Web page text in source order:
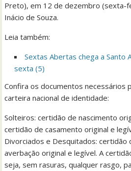
Preto), em 12 de dezembro (sexta-
Inácio de Souza.
Leia também:
Sextas Abertas chega a Santo
sexta (5)
Confira os documentos necessários
carteira nacional de identidade:
Solteiros: certidão de nascimento
certidão de casamento original e
Divorciados e Desquitados: certidão
averbação original e legível. A
seja, sem rasuras, qualquer rasgo,